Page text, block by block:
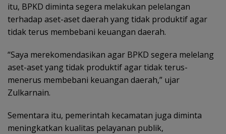
itu, BPKD diminta segera melakukan pelelangan
terhadap aset-aset daerah yang tidak produktif agar
tidak terus membebani keuangan daerah.
“Saya merekomendasikan agar BPKD segera melelang
aset-aset yang tidak produktif agar tidak terus-
menerus membebani keuangan daerah,” ujar
Zulkarnain.
Sementara itu, pemerintah kecamatan juga diminta
meningkatkan kualitas pelayanan publik,